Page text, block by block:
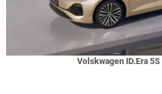
Volskwagen ID.Era 5S